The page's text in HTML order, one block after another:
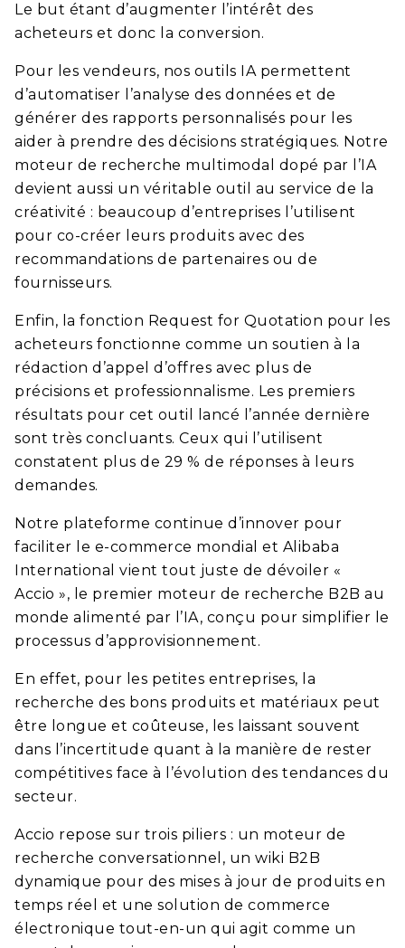
Le but étant d’augmenter l’intérêt des
acheteurs et donc la conversion.
Pour les vendeurs, nos outils IA permettent
d’automatiser l’analyse des données et de
générer des rapports personnalisés pour les
aider à prendre des décisions stratégiques. Notre
moteur de recherche multimodal dopé par l’IA
devient aussi un véritable outil au service de la
créativité : beaucoup d’entreprises l’utilisent
pour co-créer leurs produits avec des
recommandations de partenaires ou de
fournisseurs.
Enfin, la fonction Request for Quotation pour les
acheteurs fonctionne comme un soutien à la
rédaction d’appel d’offres avec plus de
précisions et professionnalisme. Les premiers
résultats pour cet outil lancé l’année dernière
sont très concluants. Ceux qui l’utilisent
constatent plus de 29 % de réponses à leurs
demandes.
Notre plateforme continue d’innover pour
faciliter le e-commerce mondial et Alibaba
International vient tout juste de dévoiler «
Accio », le premier moteur de recherche B2B au
monde alimenté par l’IA, conçu pour simplifier le
processus d’approvisionnement.
En effet, pour les petites entreprises, la
recherche des bons produits et matériaux peut
être longue et coûteuse, les laissant souvent
dans l’incertitude quant à la manière de rester
compétitives face à l’évolution des tendances du
secteur.
Accio repose sur trois piliers : un moteur de
recherche conversationnel, un wiki B2B
dynamique pour des mises à jour de produits en
temps réel et une solution de commerce
électronique tout-en-un qui agit comme un